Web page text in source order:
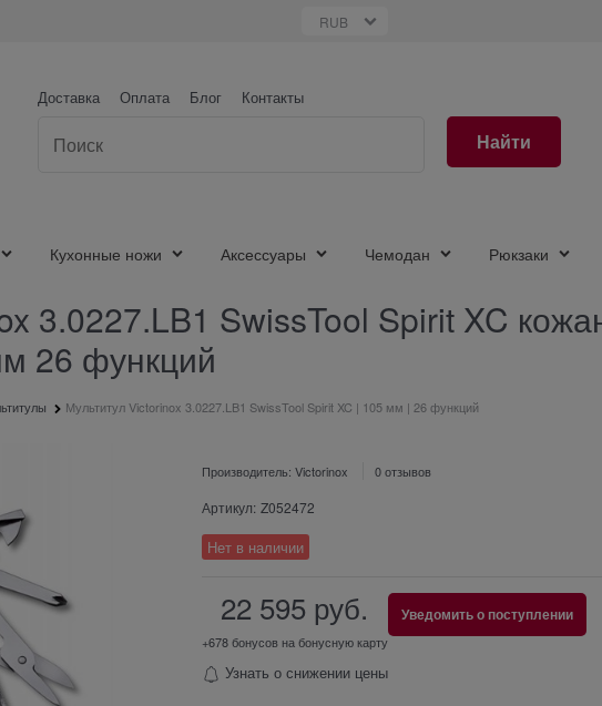
Доставка Оплата Блог Контакты
Найти
Кухонные ножи Аксессуары Чемодан Рюкзаки
3.0227.LB1 SwissTool Spirit XC
26 функций
Мультитул Victorinox 3.0227.LB1 SwissTool Spirit XC | 105 мм | 26 функций
Производитель: Victorinox 0 отзывов
Артикул: Z052472
Нет в наличии
22 595 руб.
+678 бонусов на бонусную карту
Узнать о снижении цены
Уведомить о поступлении